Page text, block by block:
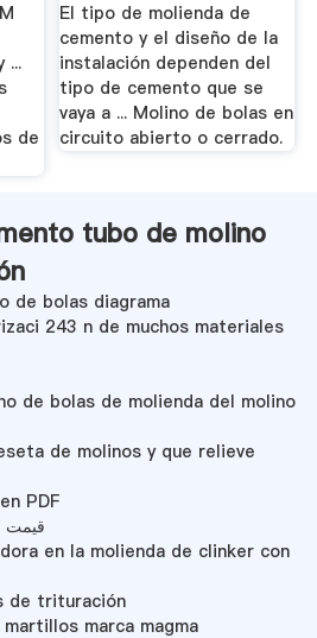
...
de
El tipo de molienda de
cemento y el diseño de la
instalación dependen del
tipo de cemento que se
vaya a ... Molino de bolas en
circuito abierto o cerrado.
tubo de molino
de bolas diagrama
243 n de muchos materiales
de bolas de molienda del molino
de molinos y que relieve
PDF
قیمت
en la molienda de clinker con
de trituración
marca magma